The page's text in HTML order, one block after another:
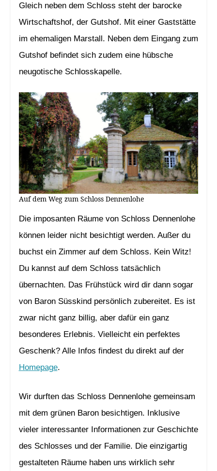
Gleich neben dem Schloss steht der barocke
Wirtschaftshof, der Gutshof. Mit einer Gaststätte
im ehemaligen Marstall. Neben dem Eingang zum
Gutshof befindet sich zudem eine hübsche
neugotische Schlosskapelle.
Auf dem Weg zum Schloss Dennenlohe
Die imposanten Räume von Schloss Dennenlohe
können leider nicht besichtigt werden. Außer du
buchst ein Zimmer auf dem Schloss. Kein Witz!
Du kannst auf dem Schloss tatsächlich
übernachten. Das Frühstück wird dir dann sogar
von Baron Süsskind persönlich zubereitet. Es ist
zwar nicht ganz billig, aber dafür ein ganz
besonderes Erlebnis. Vielleicht ein perfektes
Geschenk? Alle Infos findest du direkt auf der
Homepage.
Wir durften das Schloss Dennenlohe gemeinsam
mit dem grünen Baron besichtigen. Inklusive
vieler interessanter Informationen zur Geschichte
des Schlosses und der Familie. Die einzigartig
gestalteten Räume haben uns wirklich sehr